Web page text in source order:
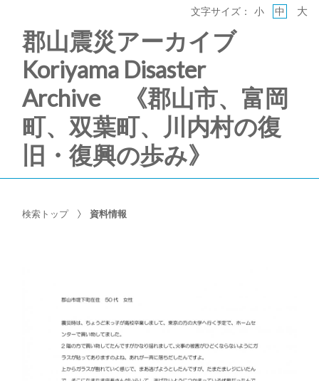
郡山震災アーカイブ
Koriyama Disaster
Archive 《郡山市、富岡
町、双葉町、川内村の復
旧・復興の歩み》
文字サイズ： 小 中 大
検索トップ 資料情報